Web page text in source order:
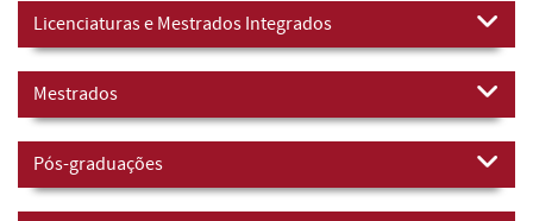
Licenciaturas e Mestrados Integrados
Mestrados
Pós-graduações